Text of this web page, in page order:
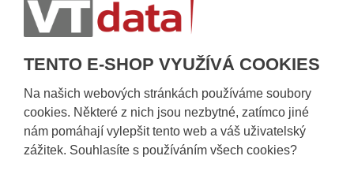
TENTO E-SHOP VYUŽÍVÁ COOKIES
Na našich webových stránkách používáme soubory
cookies. Některé z nich jsou nezbytné, zatímco jiné
nám pomáhají vylepšit tento web a váš uživatelský
zážitek. Souhlasíte s používáním všech cookies?
Informace k dostupnosti zboží